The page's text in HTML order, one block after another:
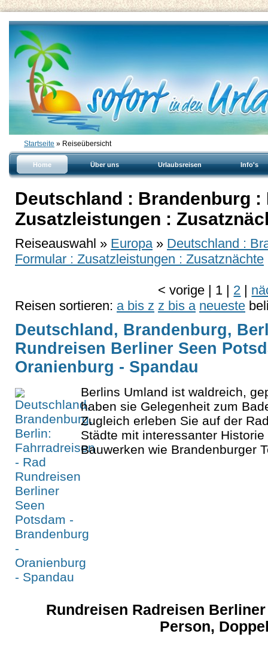
Startseite » Reiseübersicht
Home Über uns Urlaubsreisen Info's
Deutschland : Brandenburg
Zusatzleistungen :
Reiseauswahl » Europa » Deutschland :
Formular : Zusatzleistungen : Zusatznächte
<vorige | 1 | 2 |
Reisen sortieren: a bis z z bis a neueste
Deutschland, Brandenburg,
Rundreisen Berliner Seen
Oranienburg - Spandau
Berlins Umland ist waldreich,
haben sie Gelegenheit zum
Zugleich erleben Sie auf der
Städte mit interessanter
Bauwerken wie Brandenburger
Rundreisen Radreisen
Person,